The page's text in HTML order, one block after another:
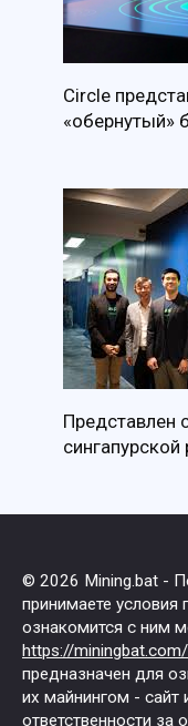
Circle
«обернутый»
Представлен
сингапурской
© 2026 Mining.bat -
принимаете условия
ознакомится с ним
https://
предназначен для
их майнингом - сайт
ответственности за